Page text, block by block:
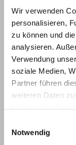
Wir verwenden
personalisieren,
zu können und
analysieren.
Verwendung
soziale Medien,
Partner führen
weiteren Daten
haben oder die
Notwendig
Neigungswinkel
5° – 55°
Montage
Wand, Decke
Zusatzoptionen
mehrerer